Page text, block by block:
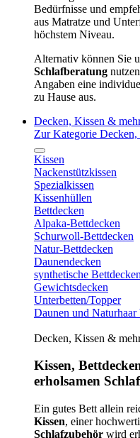
Bedürfnisse und
aus Matratze und
höchstem Niveau.
Alternativ können Sie
Schlafberatung
Angaben eine
zu Hause aus.
Decken, Kissen &
Zur Kategorie
Kissen
Nackenstützkissen
Spezialkissen
Kissenhüllen
Bettdecken
Alpaka-Bettdecken
Schurwoll-Bettdecken
Natur-Bettdecken
Daunendecken
synthetische Bettdecken
Gewichtsdecken
Unterbetten/Topper
Daunen und Naturhaar
Decken, Kissen &
Kissen,
erholsamen
Ein gutes Bett allein
Kissen, einer
Schlafzubehör wird